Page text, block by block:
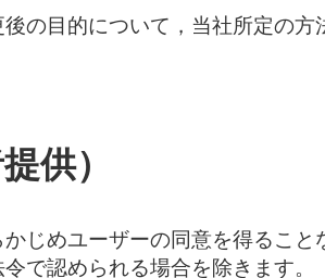
の目的について，当社所定の
供）
じめユーザーの同意を得るこ
で認められる場合を除きます。